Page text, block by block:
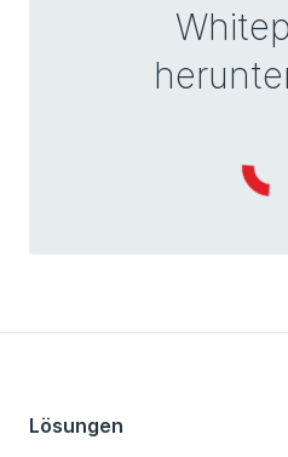
Lösungen